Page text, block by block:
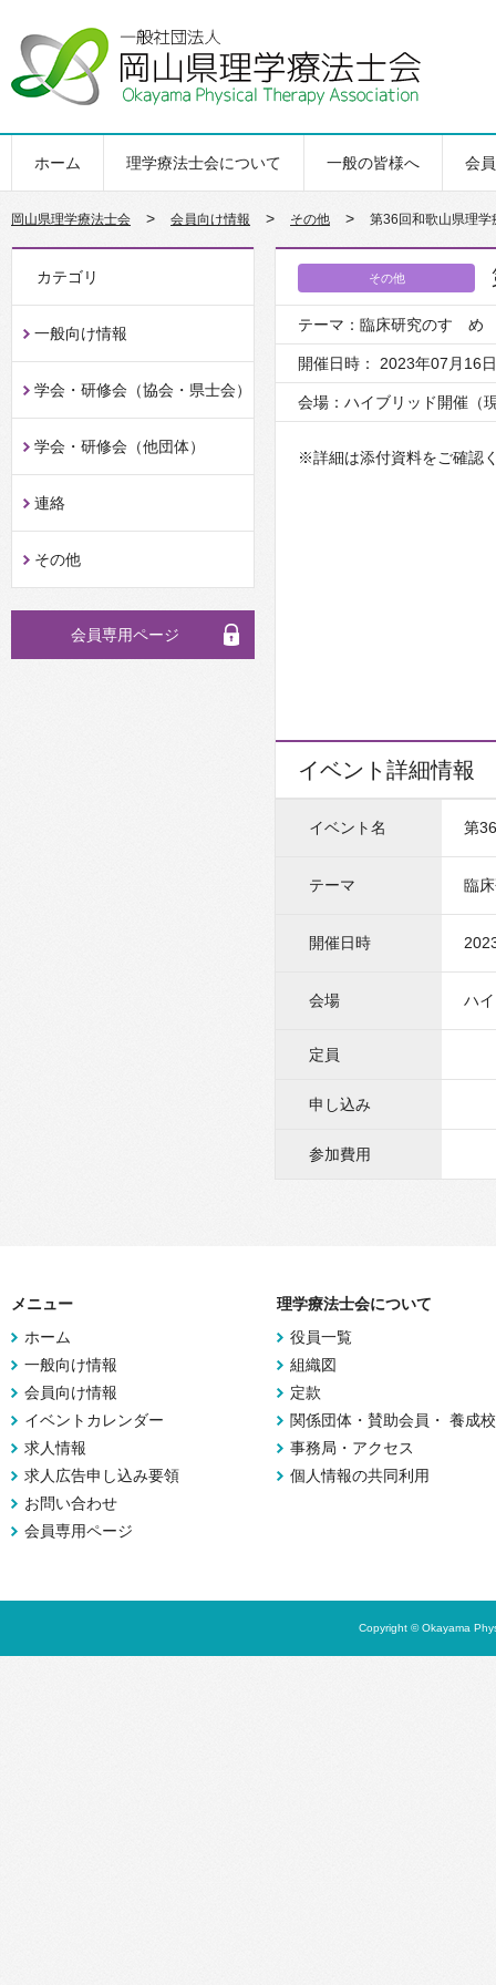
ホーム 理学療法士会について 一般の皆様へ 会
岡山県理学療法士会 > 会員向け情報 > その他 > 第36回和歌山県理
カテゴリ
一般向け情報
学会・研修会（協会・県士会）
学会・研修会（他団体）
連絡
その他
会員専用ページ
その他
テーマ：臨床研究のすゝめ
開催日時： 2023年07月16日
会場：ハイブリッド開催（
※詳細は添付資料をご確認
イベント詳細情報
イベント名 第
テーマ 臨
開催日時
会場 ハ
定員
申し込み
参加費用
メニュー
ホーム
一般向け情報
会員向け情報
イベントカレンダー
求人情報
求人広告申し込み要領
お問い合わせ
会員専用ページ
理学療法士会について
役員一覧
組織図
定款
関係団体・賛助会員・ 養成校
事務局・アクセス
個人情報の共同利用
Copyright © Okayama